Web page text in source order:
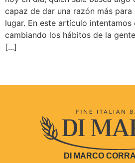
capaz de dar una razón más para
lugar. En este artículo
cambiando los hábitos de la
[...]
DI MARCO